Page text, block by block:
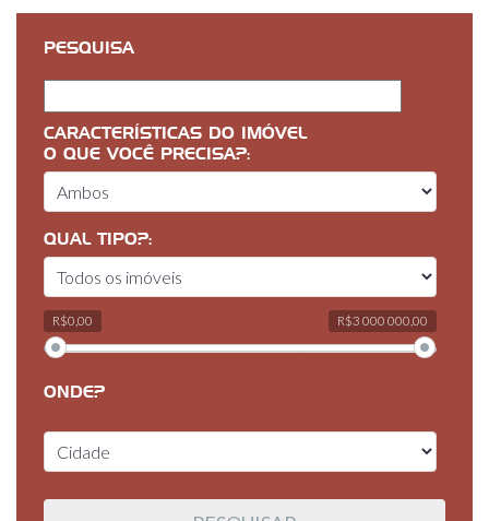
PESQUISA
CARACTERÍSTICAS DO IMÓVEL
O QUE VOCÊ PRECISA?:
QUAL TIPO?:
R$0,00 R$3 000 000,00
ONDE?